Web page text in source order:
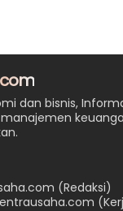
dan bisnis,
(Redaksi)